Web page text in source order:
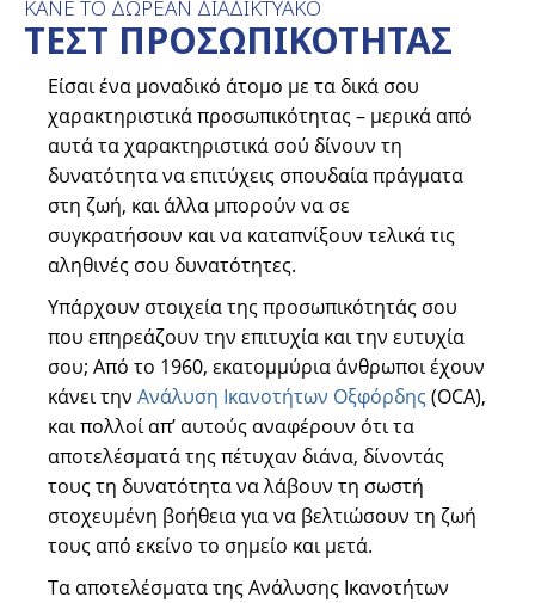
ΚΑΝΕ ΤΟ ΔΩΡΕΑΝ ΔΙΑΔΙΚΤΥΑΚΟ
ΤΕΣΤ ΠΡΟΣΩΠΙΚΟΤΗΤΑΣ
Είσαι ένα μοναδικό άτομο με τα δικά σου
χαρακτηριστικά προσωπικότητας – μερικά από
αυτά τα χαρακτηριστικά σού δίνουν τη
δυνατότητα να επιτύχεις σπουδαία πράγματα
στη ζωή, και άλλα μπορούν να σε
συγκρατήσουν και να καταπνίξουν τελικά τις
αληθινές σου δυνατότητες.
Υπάρχουν στοιχεία της προσωπικότητάς σου
που επηρεάζουν την επιτυχία και την ευτυχία
σου; Από το 1960, εκατομμύρια άνθρωποι έχουν
κάνει την Ανάλυση Ικανοτήτων Οξφόρδης (OCA),
και πολλοί απ’ αυτούς αναφέρουν ότι τα
αποτελέσματά της πέτυχαν διάνα, δίνοντάς
τους τη δυνατότητα να λάβουν τη σωστή
στοχευμένη βοήθεια για να βελτιώσουν τη ζωή
τους από εκείνο το σημείο και μετά.
Τα αποτελέσματα της Ανάλυσης Ικανοτήτων